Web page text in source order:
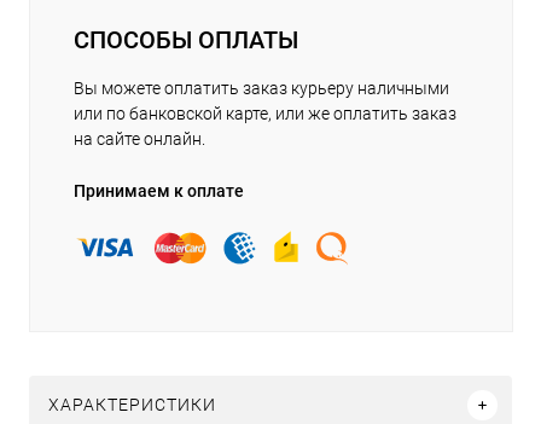
СПОСОБЫ ОПЛАТЫ
Вы можете оплатить заказ курьеру наличными
или по банковской карте, или же оплатить заказ
на сайте онлайн.
Принимаем к оплате
ХАРАКТЕРИСТИКИ